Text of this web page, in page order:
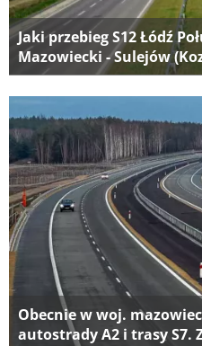
Jaki przebieg S12 Łódź
Mazowiecki - Sulejów
Obecnie w woj.
autostrady A2 i trasy S7.